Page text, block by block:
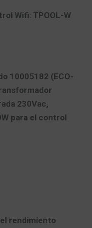
Wifi: TPOOL-W
10005182 (ECO-
230Vac,
para el control
rendimiento